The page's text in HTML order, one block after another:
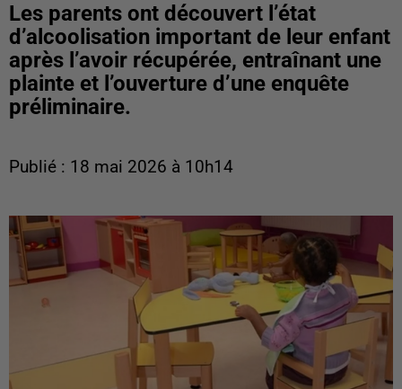
Les parents ont découvert l’état
d’alcoolisation important de leur enfant
après l’avoir récupérée, entraînant une
plainte et l’ouverture d’une enquête
préliminaire.
Publié : 18 mai 2026 à 10h14